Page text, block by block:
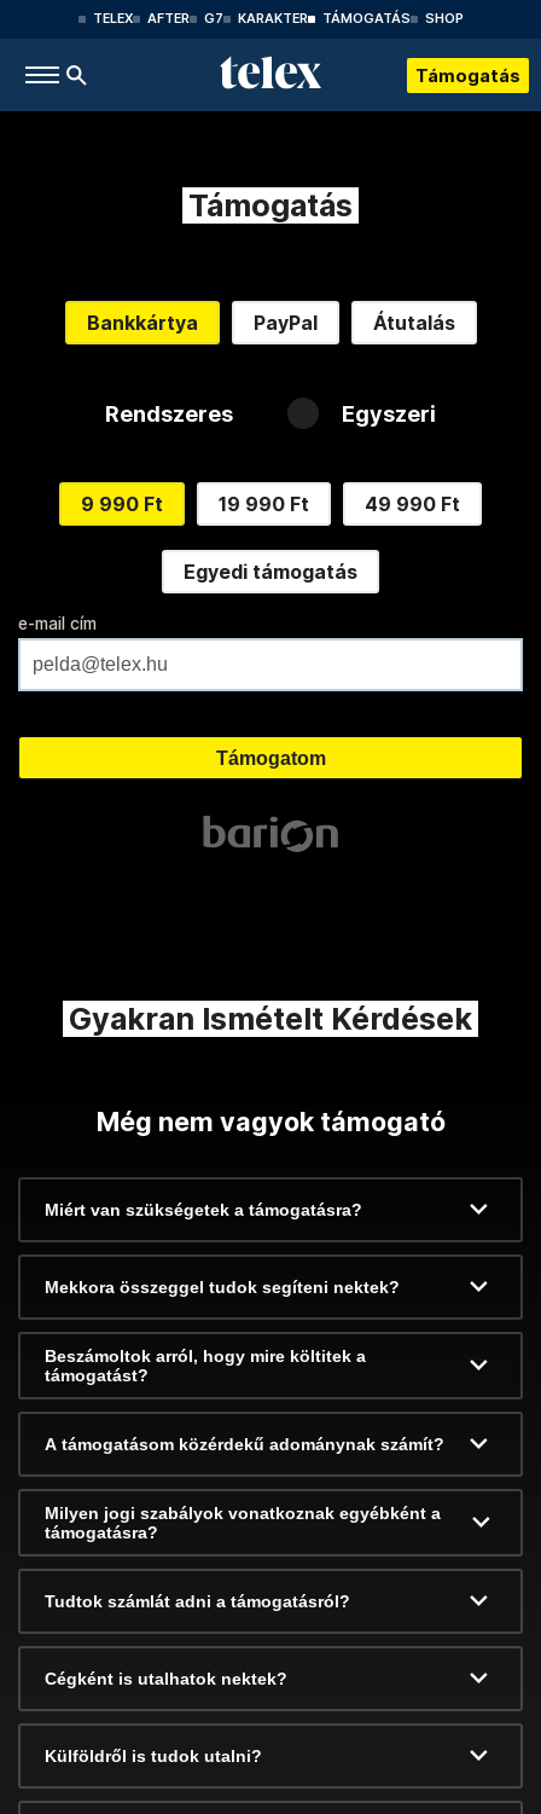
TELEX AFTER G7 KARAKTER TÁMOGATÁS SHOP
Támogatás
Támogatás
Bankkártya PayPal Átutalás
Rendszeres Egyszeri
9 990 Ft 19 990 Ft 49 990 Ft
Egyedi támogatás
e-mail cím
Gyakran Ismételt Kérdések
Még nem vagyok támogató
Miért van szükségetek a támogatásra?
Mekkora összeggel tudok segíteni nektek?
Beszámoltok arról, hogy mire költitek a
támogatást?
A támogatásom közérdekű adománynak számít?
Milyen jogi szabályok vonatkoznak egyébként a
támogatásra?
Tudtok számlát adni a támogatásról?
Cégként is utalhatok nektek?
Külföldről is tudok utalni?